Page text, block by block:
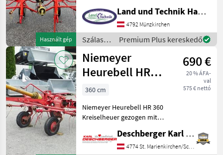
Használt gép
Eigengewicht, Gelenkwelle,
Magasra állítás: hidraulikus
magasságállítás,
Függesztett rendkezel
Land und Technik HandelsgesmbH
4792 Münzkirchen
Szálastakarmány
betakarítók
/
Niemeyer
Premium Plus kereskedő
Niemeyer
Heurebell HR
360 Kreiselheuer
690 €
20 % ÁFA-
val
575 € nettó
360 cm
Niemeyer Heurebell HR 360
Kreiselheuer gezogen mit
Gelenkwelle; Arbeitsbreite:
ca. 3, 60 m - Ihr
Deschberger Karl Landtechnik GesmbH & Co KG
4774 St. Marienkirchen/Schärding